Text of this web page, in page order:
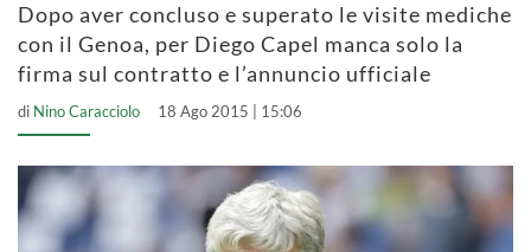
Dopo aver concluso e superato le visite mediche
con il Genoa, per Diego Capel manca solo la
firma sul contratto e l’annuncio ufficiale
di Nino Caracciolo 18 Ago 2015 | 15:06